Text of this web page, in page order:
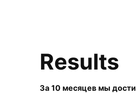
Results
За 10 месяцев мы